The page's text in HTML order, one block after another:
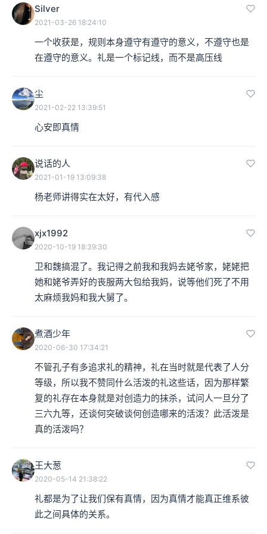
Silver
2021-03-26 18:24:10
一个收获是，规则本身遵守有遵守的意义，不遵守也是
在遵守的意义。礼是一个标记线，而不是高压线
尘
2021-02-22 13:39:51
心安即真情
说话的人
2021-01-19 13:09:38
杨老师讲得实在太好，有代入感
xjx1992
2020-10-19 18:39:30
卫和魏搞混了。我记得之前我和我妈去姥爷家，姥姥把
她和姥爷弄好的丧服两大包给我妈，说等他们死了不用
太麻烦我妈和我大舅了。
煮酒少年
2020-06-30 17:34:21
不管孔子有多追求礼的精神，礼在当时就是代表了人分
等级，所以我不赞同什么活泼的礼这些话，因为那样繁
复的礼存在本身就是对创造力的抹杀，试问人一旦分了
三六九等，还谈何突破谈何创造哪来的活泼？此活泼是
真的活泼吗？
王大葱
2020-05-14 21:38:22
礼都是为了让我们保有真情，因为真情才能真正维系彼
此之间具体的关系。